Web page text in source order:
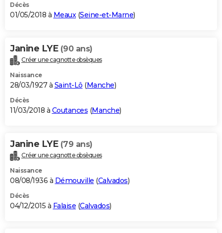
Décès
01/05/2018 à Meaux(Seine-et-Marne)
Janine LYE (90 ans)
Créer une cagnotte obsèques
Naissance
28/03/1927 à Saint-Lô (Manche)
Décès
11/03/2018 à Coutances (Manche)
Janine LYE (79 ans)
Créer une cagnotte obsèques
Naissance
08/08/1936 à Démouville (Calvados)
Décès
04/12/2015 à Falaise (Calvados)